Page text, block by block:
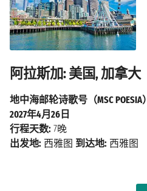
阿拉斯加: 美国, 加拿大
地中海邮轮诗歌号（MSC POESIA）
2027年4月26日
行程天数: 7晚
出发地: 西雅图 到达地: 西雅图